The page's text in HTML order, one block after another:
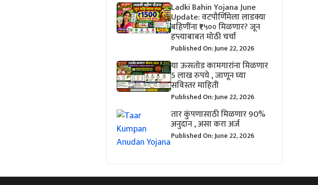
Ladki Bahin Yojana June
Update: वटपौर्णिमेला लाडक्या
बहिणींना ₹१५०० मिळणार? जून
हप्त्याबाबत मोठी चर्चा
Published On: June 22, 2026
या ऊसतोड कामगारांना मिळणार
5 लाख रुपये , जाणून घ्या
सविस्तर माहिती
Published On: June 22, 2026
तार कुंपणासाठी मिळणार 90%
अनुदान , असा करा अर्ज
Published On: June 22, 2026